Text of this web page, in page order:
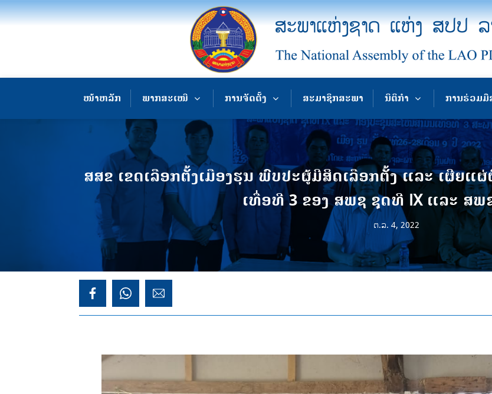
ໜ້າຫລັກ ພາກສະເໜີ ການຈັດຕັ້ງ ສະມາຊິກສະພາ ນິຕິກຳ ການຮ່ວມມື
ສສຂ ເຂດເລືອກຕັ້ງເມືອງຮຸນ ພົບປະຜູ້ມີສິດເລືອກຕັ້ງ ແລະ ເຜີຍແ
ເທື່ອທີ 3 ຂອງ ສພຊ ຊຸດທີ IX ແລະ ສພ
ຕ.ລ. 4, 2022